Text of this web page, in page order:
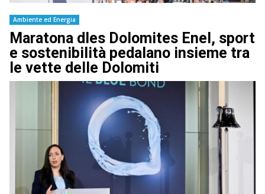
Ambiente ed Energia
Maratona dles Dolomites Enel, sport
e sostenibilità pedalano insieme tra
le vette delle Dolomiti